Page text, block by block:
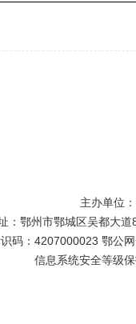
主办单位
：鄂州市鄂城区吴都大
码：4207000023 鄂公
信息系统安全等级